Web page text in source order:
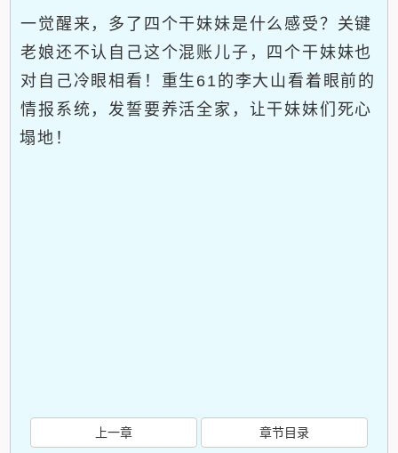
一觉醒来，多了四个干妹妹是什么感受？关键
老娘还不认自己这个混账儿子，四个干妹妹也
对自己冷眼相看！重生61的李大山看着眼前的
情报系统，发誓要养活全家，让干妹妹们死心
塌地！
上一章 章节目录